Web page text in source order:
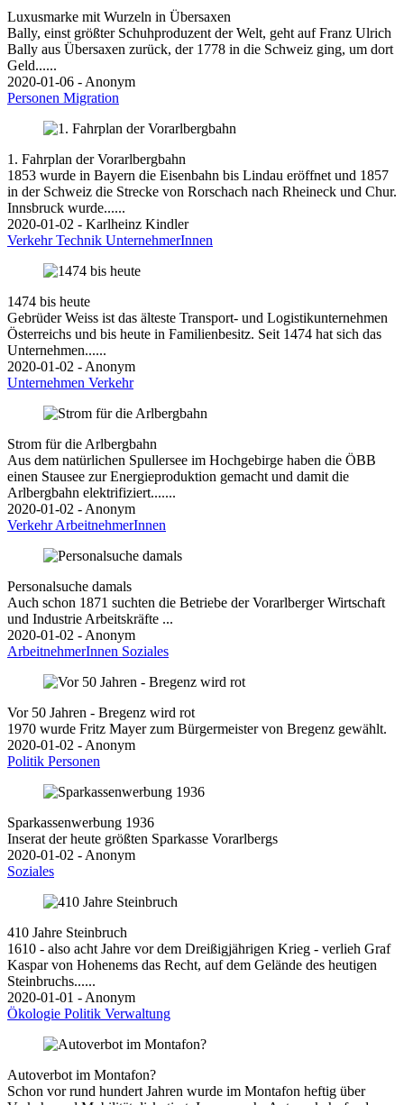
Luxusmarke mit Wurzeln in Übersaxen
Bally, einst größter Schuhproduzent der Welt, geht auf Franz Ulrich
Bally aus Übersaxen zurück, der 1778 in die Schweiz ging, um dort
Geld......
2020-01-06 - Anonym
Personen Migration
1. Fahrplan der Vorarlbergbahn
1853 wurde in Bayern die Eisenbahn bis Lindau eröffnet und 1857
in der Schweiz die Strecke von Rorschach nach Rheineck und Chur.
Innsbruck wurde......
2020-01-02 - Karlheinz Kindler
VerkehrTechnik UnternehmerInnen
1474 bis heute
Gebrüder Weiss ist das älteste Transport- und Logistikunternehmen
Österreichs und bis heute in Familienbesitz. Seit 1474 hat sich das
Unternehmen......
2020-01-02 - Anonym
Unternehmen Verkehr
Strom für die Arlbergbahn
Aus dem natürlichen Spullersee im Hochgebirge haben die ÖBB
einen Stausee zur Energieproduktion gemacht und damit die
Arlbergbahn elektrifiziert.......
2020-01-02 - Anonym
VerkehrArbeitnehmerInnen
Personalsuche damals
Auch schon 1871 suchten die Betriebe der Vorarlberger Wirtschaft
und Industrie Arbeitskräfte ...
2020-01-02 - Anonym
ArbeitnehmerInnen Soziales
Vor 50 Jahren - Bregenz wird rot
1970 wurde Fritz Mayer zum Bürgermeister von Bregenz gewählt.
2020-01-02 - Anonym
Politik Personen
Sparkassenwerbung 1936
Inserat der heute größten Sparkasse Vorarlbergs
2020-01-02 - Anonym
Soziales
410 Jahre Steinbruch
1610 - also acht Jahre vor dem Dreißigjährigen Krieg - verlieh Graf
Kaspar von Hohenems das Recht, auf dem Gelände des heutigen
Steinbruchs......
2020-01-01 - Anonym
Ökologie Politik Verwaltung
Autoverbot im Montafon?
Schon vor rund hundert Jahren wurde im Montafon heftig über